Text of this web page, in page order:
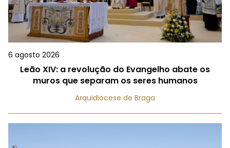
6 agosto 2026
Leão XIV: a revolução do Evangelho abate os
muros que separam os seres humanos
Arquidiocese de Braga